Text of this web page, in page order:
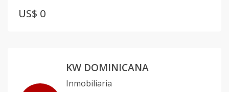
US$ 0
KW DOMINICANA
Inmobiliaria